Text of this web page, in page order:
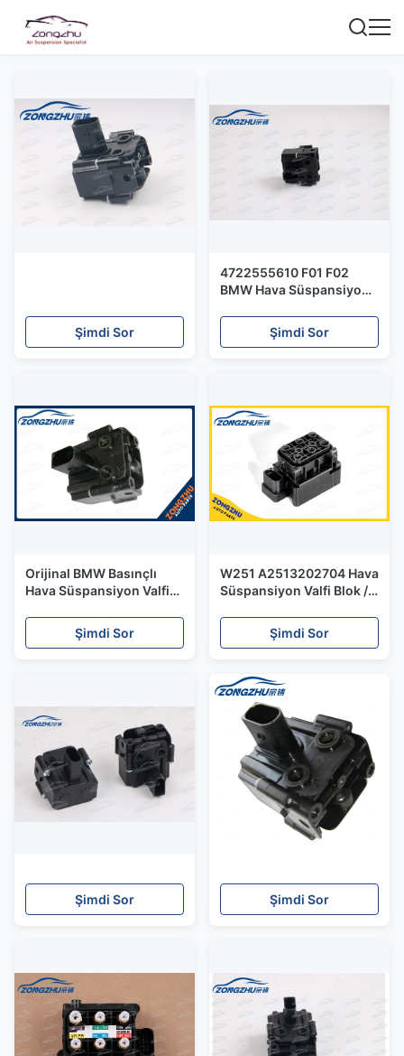
Şimdi Sor
4722555610 F01 F02
BMW Hava Süspansiyon
Solenoid Valfı
Şimdi Sor
Orijinal BMW Basınçlı
Hava Süspansiyon Valfi
Yeniden Oluşturma
Durumu
Şimdi Sor
W251 A2513202704 Hava
Süspansiyon Valfi Blok /
Parçaları
Şimdi Sor
Şimdi Sor Şimdi Sor